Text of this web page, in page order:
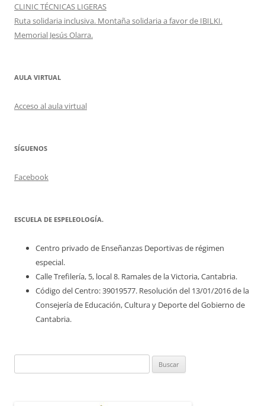
CLINIC TÉCNICAS LIGERAS
Ruta solidaria inclusiva. Montaña solidaria a favor de IBILKI.
Memorial Jesús Olarra.
AULA VIRTUAL
Acceso al aula virtual
SÍGUENOS
Facebook
ESCUELA DE ESPELEOLOGÍA.
Centro privado de Enseñanzas Deportivas de régimen
especial.
Calle Trefilería, 5, local 8. Ramales de la Victoria, Cantabria.
Código del Centro: 39019577. Resolución del 13/01/2016 de la
Consejería de Educación, Cultura y Deporte del Gobierno de
Cantabria.